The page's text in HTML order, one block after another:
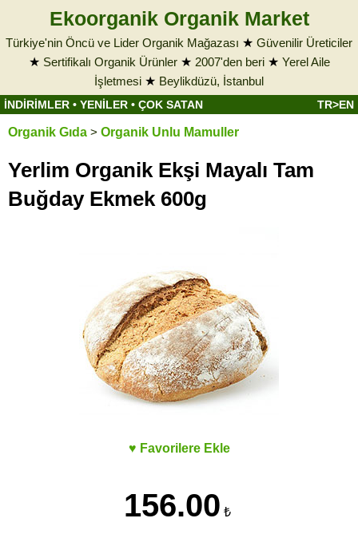
Ekoorganik Organik Market
Türkiye'nin Öncü ve Lider Organik Mağazası ★ Güvenilir Üreticiler
★ Sertifikalı Organik Ürünler★ 2007'den beri★ Yerel Aile
İşletmesi ★ Beylikdüzü, İstanbul
İNDİRİMLER • YENİLER • ÇOK SATAN TR>EN
Organik Gıda > Organik Unlu Mamuller
Yerlim Organik Ekşi Mayalı Tam
Buğday Ekmek 600g
♥ Favorilere Ekle
156.00 ₺